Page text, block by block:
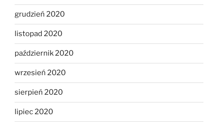
grudzień 2020
listopad 2020
październik 2020
wrzesień 2020
sierpień 2020
lipiec 2020